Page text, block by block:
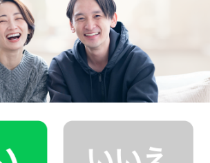
用日 2026年6月2日(火)
時間
用目的 当日のお食事 作りおき 冷凍保存
なに美味しいのを初めて知りました！1
ら次へと欲しい！と訴えていました。いつ